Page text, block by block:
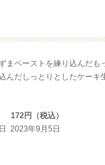
まペーストを練り込んだも
んだしっとりとしたケーキ
172円（税込）
2023年9月5日
モルガサンリオ（プクプ
ル）